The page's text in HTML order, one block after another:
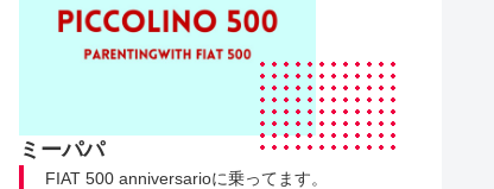
ミーパパ
FIAT 500 anniversarioに乗ってます。